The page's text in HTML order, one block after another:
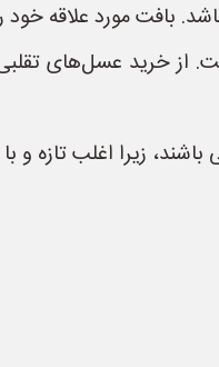
بافت مورد علاقه خود
عسل‌های تقلبی
زیرا اغلب تازه و